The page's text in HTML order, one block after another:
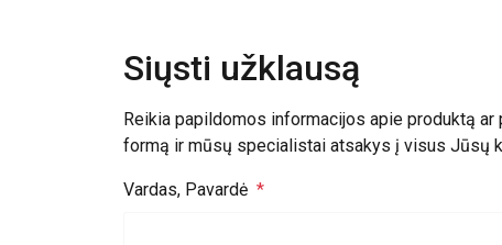
Siųsti užklausą
Reikia papildomos informacijos apie produktą
formą ir mūsų specialistai atsakys į visus Jūsų
Vardas, Pavardė